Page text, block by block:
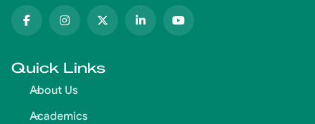
Quick Links
About Us
Academics